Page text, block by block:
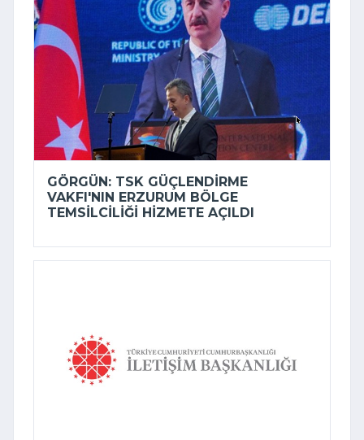
GÖRGÜN: TSK GÜÇLENDIRME
VAKFI'NIN ERZURUM BÖLGE
TEMSILCILIĞI HIZMETE AÇILDI